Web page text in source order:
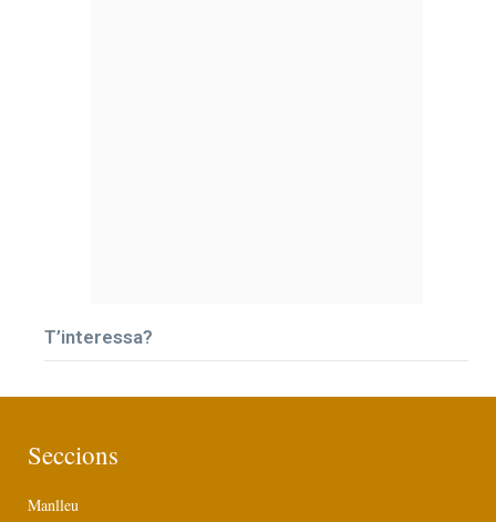
T’interessa?
Seccions
Manlleu